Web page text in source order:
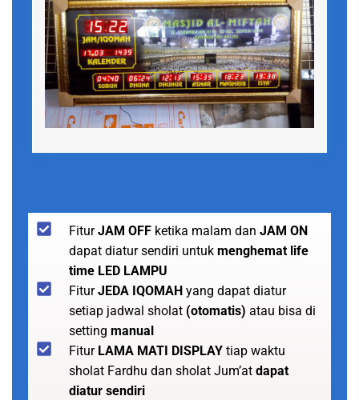
FiturJAM OFF ketika malam dan JAM ON
dapat diatur sendiri untuk menghemat life
time LED LAMPU
FiturJEDA IQOMAH yang dapat diatur
setiap jadwal sholat (otomatis) atau bisa di
setting manual
Fitur LAMA MATI DISPLAY tiap waktu
sholat Fardhu dan sholat Jum’at dapat
diatur sendiri